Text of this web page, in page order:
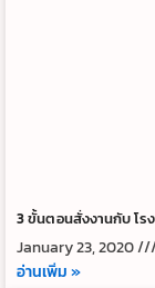
3 ขั้นตอนสั่งงานกับ โ
January 23, 2020
อ่านเพิ่ม »